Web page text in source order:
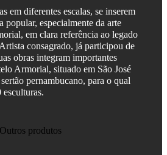
em diferentes escalas, se inserem
popular, especialmente da arte
em clara referência ao legado
consagrado, já participou de
obras integram importantes
Armorial, situado em São José
pernambucano, para o qual
Outros produtos